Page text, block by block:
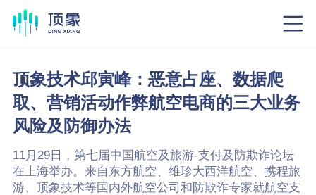
顶象技术邱寅峰：恶意占座、数据爬
取、营销活动作弊航空电商的三大业务
风险及防御办法
11月29日，第七届中国航空及旅游-支付及防欺诈论坛
在上海举办。来自东方航空、维珍大西洋航空、携程旅
游、顶象技术等国内外航空公司和防欺诈专家就航空支